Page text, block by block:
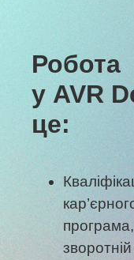
Робота
у AVR
це: